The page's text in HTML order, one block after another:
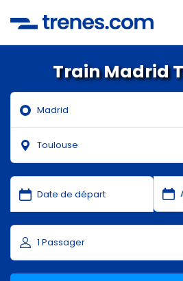
Train Madrid